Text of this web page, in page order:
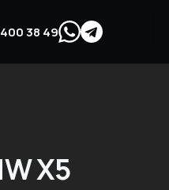
38 49
X5